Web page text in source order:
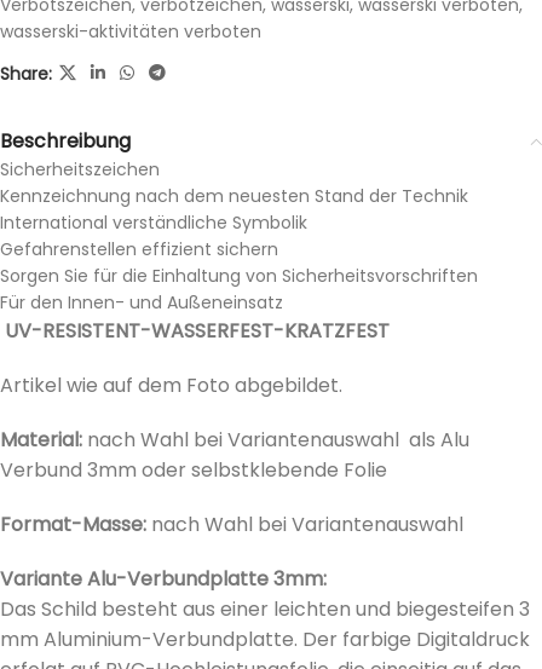
Verbotszeichen, verbotzeichen, wasserski, wasserski verboten,
wasserski-aktivitäten verboten
Share:
Beschreibung
Sicherheitszeichen
Kennzeichnung nach dem neuesten Stand der Technik
International verständliche Symbolik
Gefahrenstellen effizient sichern
Sorgen Sie für die Einhaltung von Sicherheitsvorschriften
Für den Innen- und Außeneinsatz
UV-RESISTENT-WASSERFEST-KRATZFEST
Artikel wie auf dem Foto abgebildet.
Material: nach Wahl bei Variantenauswahl als Alu
Verbund 3mm oder selbstklebende Folie
Format-Masse: nach Wahl bei Variantenauswahl
Variante Alu-Verbundplatte 3mm:
Das Schild besteht aus einer leichten und biegesteifen 3
mm Aluminium-Verbundplatte. Der farbige Digitaldruck